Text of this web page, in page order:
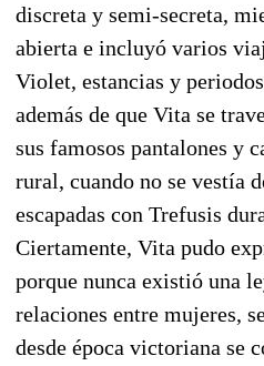
discreta y semi-secreta,
abierta e incluyó varios
Violet, estancias y
además de que Vita se
sus famosos pantalones y
rural, cuando no se vestía
escapadas con Trefusis
Ciertamente, Vita pudo
porque nunca existió una
relaciones entre mujeres,
desde época victoriana se